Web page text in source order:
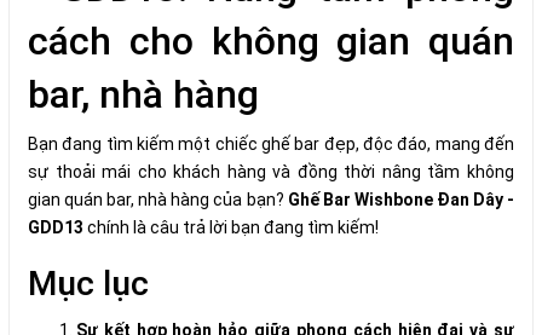
cách cho không gian quán
bar, nhà hàng
Bạn đang tìm kiếm một chiếc ghế bar đẹp, độc đáo, mang đến
sự thoải mái cho khách hàng và đồng thời nâng tầm không
gian quán bar, nhà hàng của bạn? Ghế Bar Wishbone Đan Dây -
GDD13 chính là câu trả lời bạn đang tìm kiếm!
Mục lục
Sự kết hợp hoàn hảo giữa phong cách hiện đại và sự